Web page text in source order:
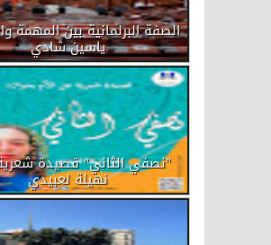
الصفة البرلمانية بين المهمة
ياسين شادي
"نصفي الثاني" قصيدة
نهيلة لعبيدي